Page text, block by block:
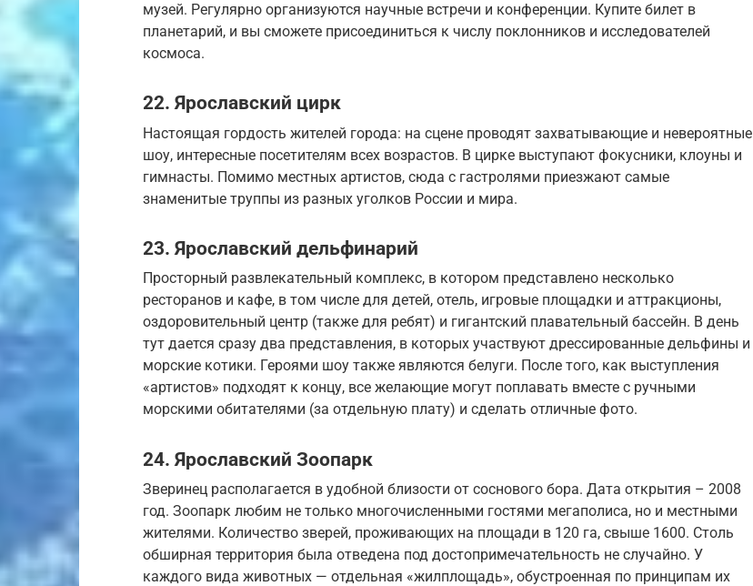
музей. Регулярно организуются научные встречи и конференции. Купите билет в
планетарий, и вы сможете присоединиться к числу поклонников и исследователей
космоса.
22. Ярославский цирк
Настоящая гордость жителей города: на сцене проводят захватывающие и невероятные
шоу, интересные посетителям всех возрастов. В цирке выступают фокусники, клоуны и
гимнасты. Помимо местных артистов, сюда с гастролями приезжают самые
знаменитые труппы из разных уголков России и мира.
23. Ярославский дельфинарий
Просторный развлекательный комплекс, в котором представлено несколько
ресторанов и кафе, в том числе для детей, отель, игровые площадки и аттракционы,
оздоровительный центр (также для ребят) и гигантский плавательный бассейн. В день
тут дается сразу два представления, в которых участвуют дрессированные дельфины и
морские котики. Героями шоу также являются белуги. После того, как выступления
«артистов» подходят к концу, все желающие могут поплавать вместе с ручными
морскими обитателями (за отдельную плату) и сделать отличные фото.
24. Ярославский Зоопарк
Зверинец располагается в удобной близости от соснового бора. Дата открытия – 2008
год. Зоопарк любим не только многочисленными гостями мегаполиса, но и местными
жителями. Количество зверей, проживающих на площади в 120 га, свыше 1600. Столь
обширная территория была отведена под достопримечательность не случайно. У
каждого вида животных — отдельная «жилплощадь», обустроенная по принципам их